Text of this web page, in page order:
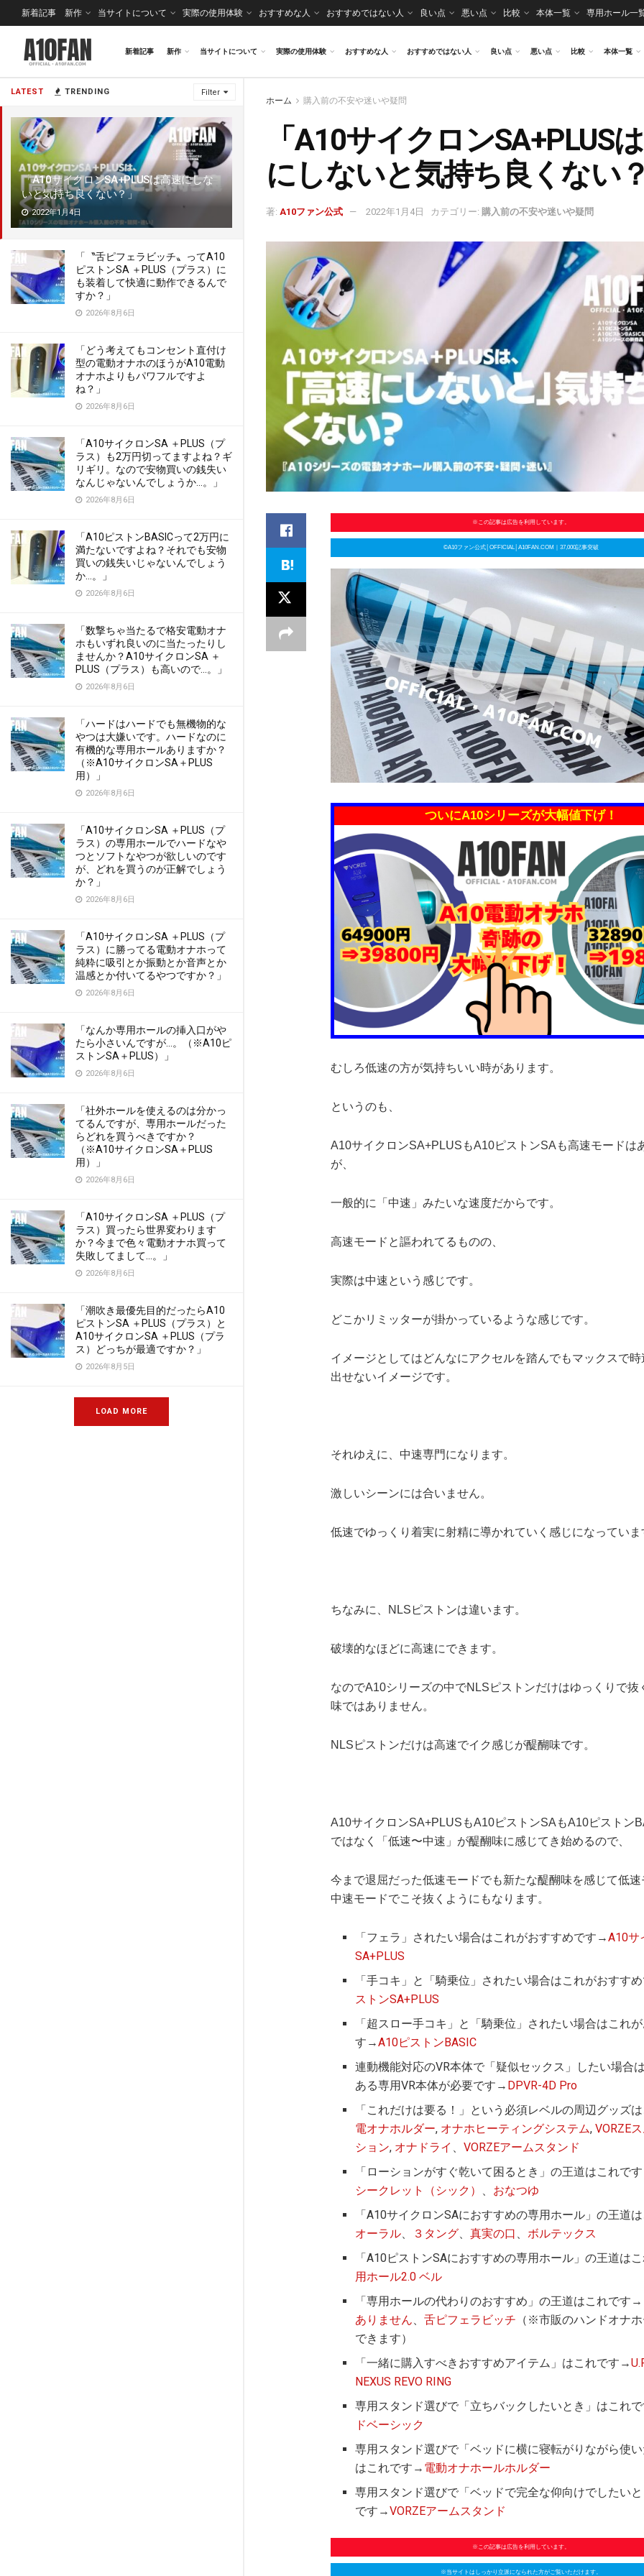
LATEST TRENDING Filter
「A10サイクロンSA+PLUSは高速にしな
いと気持ち良くない？」
2022年1月4日
「〝舌ピフェラビッチ〟ってA10
ピストンSA ＋PLUS（プラス）に
も装着して快適に動作できるんで
すか？」
2026年8月6日
「どう考えてもコンセント直付け
型の電動オナホのほうがA10電動
オナホよりもパワフルですよ
ね？」
2026年8月6日
「A10サイクロンSA ＋PLUS（プ
ラス）も2万円切ってますよね？ギ
リギリ。なので安物買いの銭失い
なんじゃないんでしょうか…。」
2026年8月6日
「A10ピストンBASICって2万円に
満たないですよね？それでも安物
買いの銭失いじゃないんでしょう
か…。」
2026年8月6日
「数撃ちゃ当たるで格安電動オナ
ホもいずれ良いのに当たったりし
ませんか？A10サイクロンSA ＋
PLUS（プラス）も高いので…。」
2026年8月6日
「ハードはハードでも無機物的な
やつは大嫌いです。ハードなのに
有機的な専用ホールありますか？
（※A10サイクロンSA＋PLUS
用）」
2026年8月6日
「A10サイクロンSA ＋PLUS（プ
ラス）の専用ホールでハードなや
つとソフトなやつが欲しいのです
が、どれを買うのが正解でしょう
か？」
2026年8月6日
「A10サイクロンSA ＋PLUS（プ
ラス）に勝ってる電動オナホって
純粋に吸引とか振動とか音声とか
温感とか付いてるやつですか？」
2026年8月6日
「なんか専用ホールの挿入口がや
たら小さいんですが…。（※A10ピ
ストンSA＋PLUS）」
2026年8月6日
「社外ホールを使えるのは分かっ
てるんですが、専用ホールだった
らどれを買うべきですか？
（※A10サイクロンSA＋PLUS
用）」
2026年8月6日
「A10サイクロンSA ＋PLUS（プ
ラス）買ったら世界変わります
か？今まで色々電動オナホ買って
失敗してまして…。」
2026年8月6日
「潮吹き最優先目的だったらA10
ピストンSA ＋PLUS（プラス）と
A10サイクロンSA ＋PLUS（プラ
ス）どっちが最適ですか？」
2026年8月5日
LOAD MORE
新着記事 新作 当サイトについて 実際の使用体験 おすすめな人 おすすめではない人 良い点 悪い点 比較 本体一覧 専用ホール一
新着記事 新作 当サイトについて 実際の使用体験 おすすめな人 おすすめではない人 良い点 悪い点 比較 本体一覧
ホーム 購入前の不安や迷いや疑問
「A10サイクロンSA+PLUS
にしないと気持ち良くない？
著: A10ファン公式 2022年1月4日 カテゴリー: 購入前の不安や迷いや疑問
※この記事は広告を利用しています。
©A10ファン公式│OFFICIAL│A10FAN.COM｜37,000記事突破
ついにA10シリーズが大幅値下げ！
むしろ低速の方が気持ちいい時があります。
というのも、
A10サイクロンSA+PLUSもA10ピストンSAも高速モードは
が、
一般的に「中速」みたいな速度だからです。
高速モードと謳われてるものの、
実際は中速という感じです。
どこかリミッターが掛かっているような感じです。
イメージとしてはどんなにアクセルを踏んでもマックスで
出せないイメージです。
それゆえに、中速専門になります。
激しいシーンには合いません。
低速でゆっくり着実に射精に導かれていく感じになっていま
ちなみに、NLSピストンは違います。
破壊的なほどに高速にできます。
なのでA10シリーズの中でNLSピストンだけはゆっくりで抜
味ではありません。
NLSピストンだけは高速でイク感じが醍醐味です。
A10サイクロンSA+PLUSもA10ピストンSAもA10ピストン
ではなく「低速〜中速」が醍醐味に感じてき始めるので、
今まで退屈だった低速モードでも新たな醍醐味を感じて低速
中速モードでこそ抜くようにもなります。
「フェラ」されたい場合はこれがおすすめです→A10サ
SA+PLUS
「手コキ」と「騎乗位」されたい場合はこれがおすす
ストンSA+PLUS
「超スロー手コキ」と「騎乗位」されたい場合はこれ
す→A10ピストンBASIC
連動機能対応のVR本体で「疑似セックス」したい場合
ある専用VR本体が必要です→ DPVR-4D Pro
「これだけは要る！」という必須レベルの周辺グッズ
電オナホルダー, オナホヒーティングシステム,VORZE
ション, オナドライ 、VORZEアームスタンド
「ローションがすぐ乾いて困るとき」の王道はこれで
シークレット（シック） 、 おなつゆ
「A10サイクロンSAにおすすめの専用ホール」の王道
オーラル、 ３タング、真実の口 、ボルテックス
「A10ピストンSAにおすすめの専用ホール」の王道は
用ホール2.0 ベル
「専用ホールの代わりのおすすめ」の王道はこれです→
ありません、舌ピフェラビッチ （※市販のハンドオナ
できます）
「一緒に購入すべきおすすめアイテム」はこれです→
NEXUS REVO RING
専用スタンド選びで「立ちバックしたいとき」はこれ
ドベーシック
専用スタンド選びで「ベッドに横に寝転がりながら使い
はこれです→ 電動オナホールホルダー
専用スタンド選びで「ベッドで完全な仰向けでしたい
です→VORZEアームスタンド
※この記事は広告を利用しています。
※当サイトはしっかり立派になられた方がご覧いただけます。